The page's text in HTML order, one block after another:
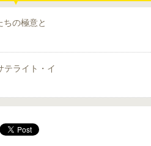
ちの極意と
テライト・イ